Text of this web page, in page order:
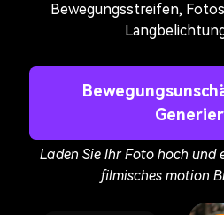
Bewegungsstreifen,
Laden Sie Ihr Foto hoch und
filmisches motion